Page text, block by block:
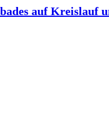
auf Kreislauf